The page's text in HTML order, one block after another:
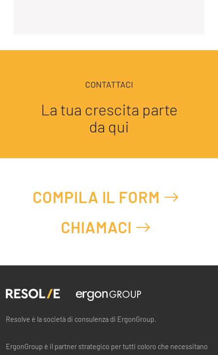
CONTATTACI
La tua crescita parte
da qui
COMPILA IL FORM
CHIAMACI
Resolve è la società di consulenza di ErgonGroup.
ErgonGroup è il partner strategico per tutti coloro che necessitano